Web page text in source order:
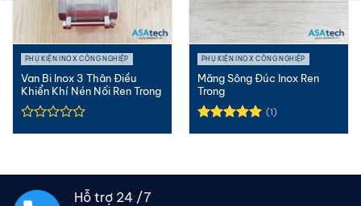
PHỤ KIỆN INOX CÔNG NGHIỆP
Van Bi Inox 3 Thân Điều
Khiển Khí Nén Nối Ren Trong
PHỤ KIỆN INOX CÔNG NGHIỆP
Măng Sông Đúc Inox Ren
Trong
(1)
Hỗ trợ 24 /7